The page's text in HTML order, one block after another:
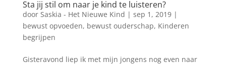
Sta jij stil om naar je kind te luisteren?
door Saskia - Het Nieuwe Kind | sep 1, 2019|
bewust opvoeden, bewust ouderschap, Kinderen
begrijpen
Gisteravond liep ik met mijn jongens nog even naar